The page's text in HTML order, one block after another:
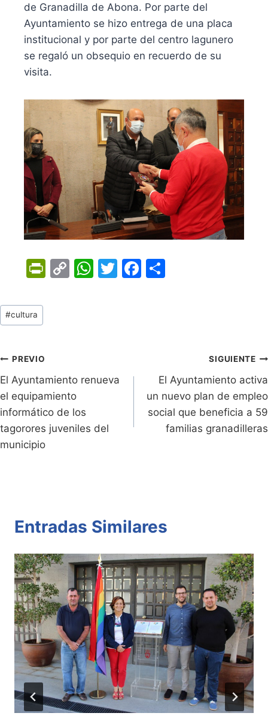
de Granadilla de Abona. Por parte del
Ayuntamiento se hizo entrega de una placa
institucional y por parte del centro lagunero
se regaló un obsequio en recuerdo de su
visita.
Pr
dl
y
C
k
W
p
T
F
k
Tags
de
#cultura
Navegación
de
entradas
PREVIO
El Ayuntamiento renueva
el equipamiento
informático de los
tagorores juveniles del
municipio
SIGUIENTE
El Ayuntamiento activa
un nuevo plan de empleo
social que beneficia a 59
familias granadilleras
Entradas Similares